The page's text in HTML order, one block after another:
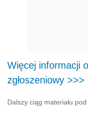
Więcej informacji
zgłoszeniowy >>>
Dalszy ciąg materiału